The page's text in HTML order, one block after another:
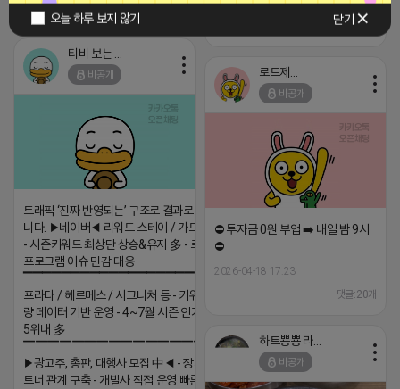
오늘 하루 보지 않기 닫기
2026-04-15 12:20 댓글: 0개
댓글: 0개
비공개
트래픽 ‘진짜 반영되는’ 구조로 결과로 보여드립
니다. ▶네이버◀ 리워드 스테이 / 가드 / 자몽 등
- 시즌키워드 최상단 상승&유지 多 - 로직변화,
프로그램 이슈 민감 대응
▔▔▔▔▔▔▔▔▔▔▔▔▔▔▔▔▔▔ ▶쿠팡◀
프라다 / 헤르메스 / 시그니처 등 - 키워드 검색
량 데이터 기반 운영 - 4~7월 시즌 인기 키워드
5위내 多
▔▔▔▔▔▔▔▔▔▔▔▔▔▔▔▔▔▔
▶광고주, 총판, 대행사 모집 中◀ - 장기 협업 파
트너 관계 구축 - 개발사 직접 운영 빠른 피드백
비공개
⛔️ 투자금 0원 부업 ➡️ 내일 밤 9시
⛔️
2026-04-18 17:23
댓글:20개
하트뿅뿅 라이언
비공개